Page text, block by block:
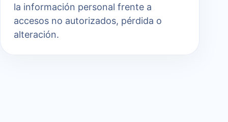
la información personal frente a
accesos no autorizados, pérdida o
alteración.